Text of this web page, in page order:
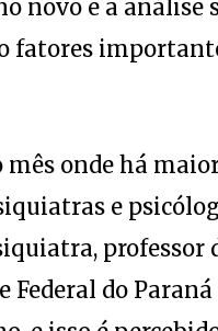
fatores
e
professor
do Paraná
e isso é